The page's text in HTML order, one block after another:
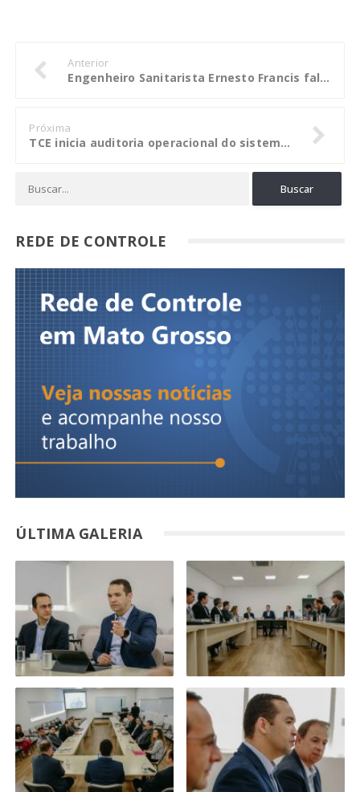
Anterior
Engenheiro Sanitarista Ernesto Francis fala sobre sua atuação na região noroeste de Mato Grosso
Próxima
TCE inicia auditoria operacional do sistema de transporte intermunicipal
REDE DE CONTROLE
ÚLTIMA GALERIA